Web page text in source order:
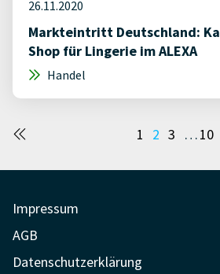
26.11.2020
Markteintritt Deutschland:
Shop für Lingerie im ALEXA
Handel
Seitennummerierung
1 2 3 …10
Impressum
AGB
Datenschutzerklärung